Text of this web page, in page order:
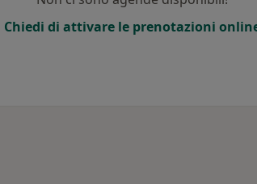
Chiedi di attivare le prenotazioni